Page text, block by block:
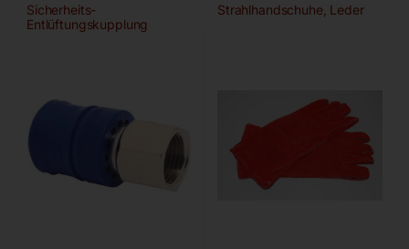
Sicherheits-
Entlüftungskupplung
Strahlhandschuhe, Leder